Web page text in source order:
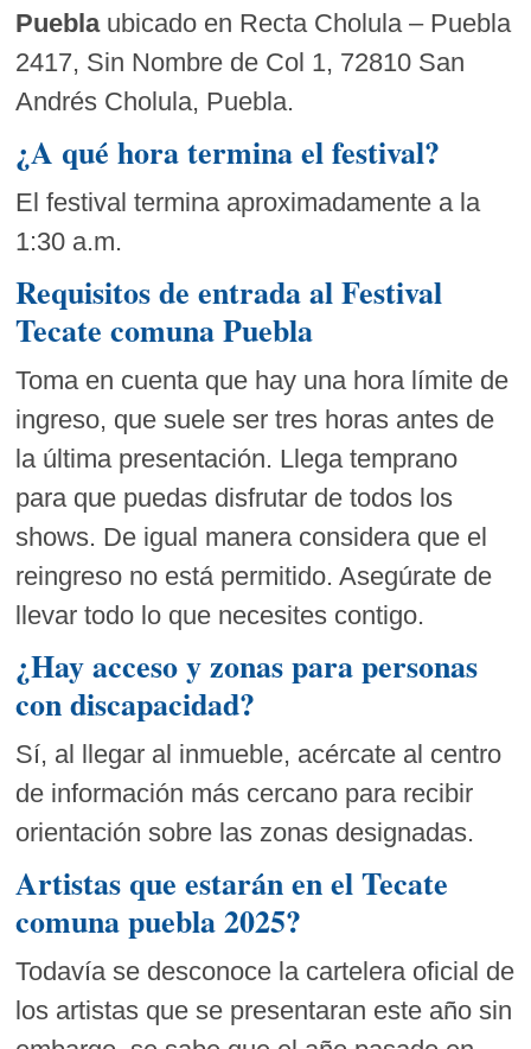
Pueblaubicado en Recta Cholula – Puebla
2417, Sin Nombre de Col 1, 72810 San
Andrés Cholula, Puebla.
¿A qué hora termina el festival?
El festival termina aproximadamente a la
1:30 a.m.
Requisitos de entrada al Festival
Tecate comuna Puebla
Toma en cuenta que hay una hora límite de
ingreso, que suele ser tres horas antes de
la última presentación. Llega temprano
para que puedas disfrutar de todos los
shows. De igual manera considera que el
reingreso no está permitido. Asegúrate de
llevar todo lo que necesites contigo.
¿Hay acceso y zonas para personas
con discapacidad?
Sí, al llegar al inmueble, acércate al centro
de información más cercano para recibir
orientación sobre las zonas designadas.
Artistas que estarán en el Tecate
comuna puebla 2025?
Todavía se desconoce la cartelera oficial de
los artistas que se presentaran este año sin